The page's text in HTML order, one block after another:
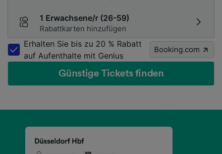
1 Erwachsene/r (26-59)
Rabattkarten hinzufügen
Erhalten Sie bis zu 20 % Rabatt
auf Aufenthalte mit Genius
Booking.com
Günstige Tickets finden